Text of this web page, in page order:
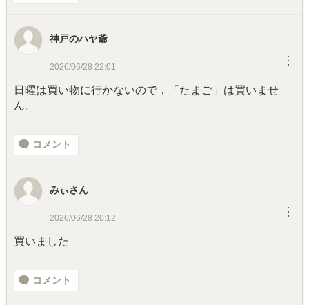
神戸のハヤ爺
2026/06/28 22:01 ︙
日曜は買い物に行かないので，「たまご」は買いませ
ん。
コメント
みぃさん
2026/06/28 20:12 ︙
買いました
コメント